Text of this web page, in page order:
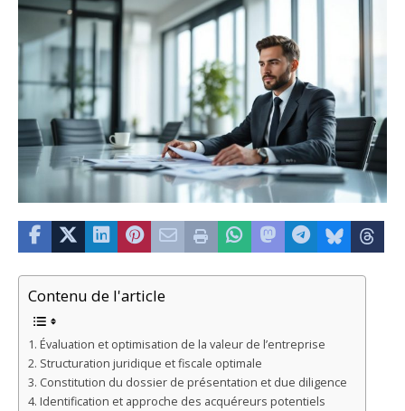
Contenu de l'article
Évaluation et optimisation de la valeur de l’entreprise
Structuration juridique et fiscale optimale
Constitution du dossier de présentation et due diligence
Identification et approche des acquéreurs potentiels